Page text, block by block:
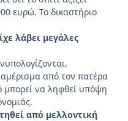
ευρώ. Το δικαστήριο
λάβει μεγάλες
από τον πατέρα
μπορεί να ληφθεί υπόψη
από μελλοντική